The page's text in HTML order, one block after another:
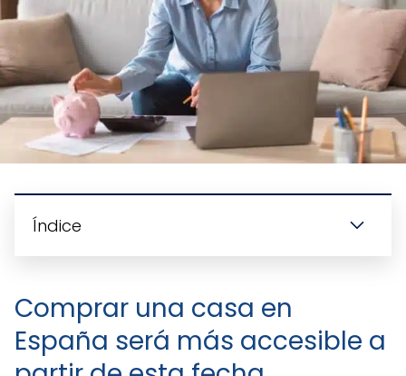
Índice
Comprar una casa en
España será más accesible a